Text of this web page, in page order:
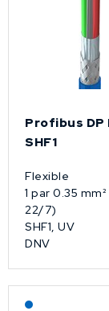
Profibus DP
SHF1
Flexible
1 par 0.35 mm²
22/7)
SHF1, UV
DNV
Lagerført: